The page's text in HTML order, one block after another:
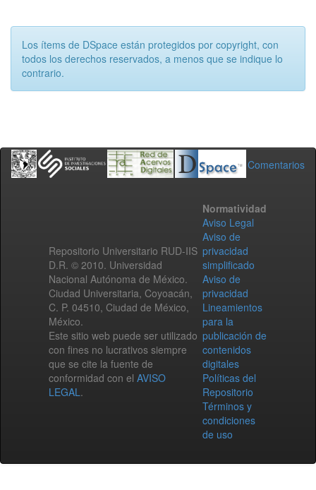
Los ítems de DSpace están protegidos por copyright, con
todos los derechos reservados, a menos que se indique lo
contrario.
Comentarios
Repositorio Universitario RUD-IIS
D.R. © 2010. Universidad
Nacional Autónoma de México.
Ciudad Universitaria, Coyoacán,
C. P. 04510, Ciudad de México,
México.
Este sitio web puede ser utilizado
con fines no lucrativos siempre
que se cite la fuente de
conformidad con el AVISO
LEGAL.
Normatividad
Aviso Legal
Aviso de
privacidad
simplificado
Aviso de
privacidad
Lineamientos
para la
publicación de
contenidos
digitales
Políticas del
Repositorio
Términos y
condiciones
de uso